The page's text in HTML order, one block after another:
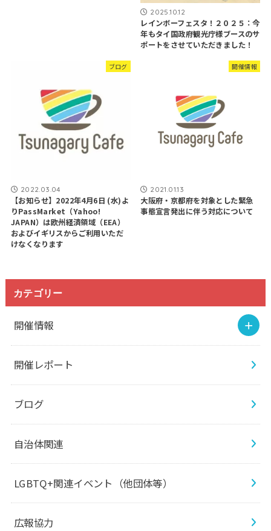
2025.10.12
レインボーフェスタ！２０２５：今
年もタイ国政府観光庁様ブースのサ
ポートをさせていただきました！
ブログ
2022.03.04
【お知らせ】2022年4月6日 (水)よ
りPassMarket（Yahoo!
JAPAN）は欧州経済領域（EEA）
およびイギリスからご利用いただ
けなくなります
開催情報
2021.01.13
大阪府・京都府を対象とした緊急
事態宣言発出に伴う対応について
カテゴリー
開催情報
開催レポート
ブログ
自治体関連
LGBTQ+関連イベント（他団体等）
広報協力